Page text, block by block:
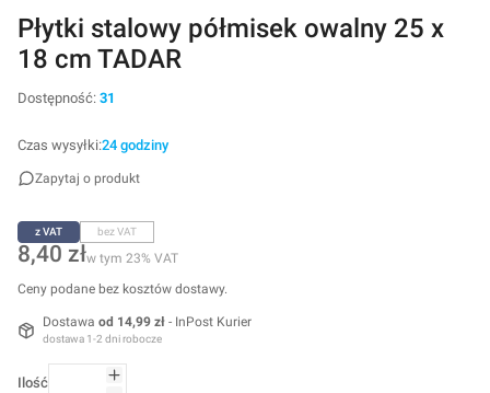
Płytki stalowy półmisek owalny 25 x
18 cm TADAR
Dostępność: 31
Czas wysyłki:24 godziny
Zapytaj o produkt
z VAT bez VAT
Cena
8,40 złw tym 23% VAT
w tym 23% VAT
Ceny podane bez kosztów dostawy.
Dostawa od 14,99 zł - InPost Kurier
dostawa 1-2 dni robocze
Ilość